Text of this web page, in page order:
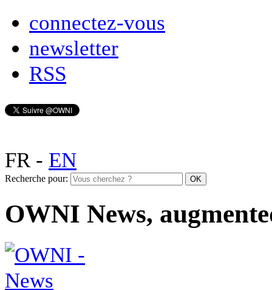
connectez-vous
newsletter
RSS
FR- EN
Recherche pour:
OWNI News,